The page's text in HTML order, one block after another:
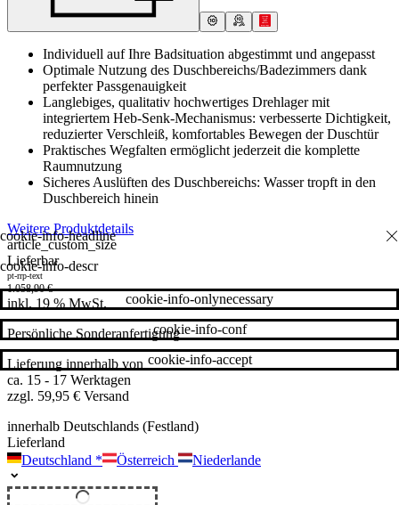
Individuell auf Ihre Badsituation abgestimmt und angepasst
Optimale Nutzung des Duschbereichs/Badezimmers dank
perfekter Passgenauigkeit
Langlebiges, qualitativ hochwertiges Drehlager mit
integriertem Heb-Senk-Mechanismus: verbesserte Dichtigkeit,
reduzierter Verschleiß, komfortables Bewegen der Duschtür
Praktisches Wegfalten ermöglicht jederzeit die komplette
Raumnutzung
Sicheres Auslüften des Duschbereichs: Wasser tropft in den
Duschbereich hinein
Weitere Produktdetails
article_custom_size
Lieferbar
pt-rrp-text
1.058,90€
inkl. 19 % MwSt.
Persönliche Sonderanfertigung
Lieferung innerhalb von
ca. 15 - 17 Werktagen
zzgl. 59,95 € Versand
innerhalb Deutschlands (Festland)
Lieferland
Deutschland * Österreich Niederlande
Unverbindliches Angebot
cookie-info-descr
cookie-info-accept
cookie-info-conf
cookie-info-onlynecessary